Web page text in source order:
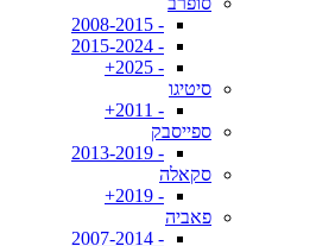
- 2008-2015
- 2015-2024
- 2025+
סיטיגו
- 2011+
ספייסבק
- 2013-2019
סקאלה
- 2019+
פאביה
- 2007-2014